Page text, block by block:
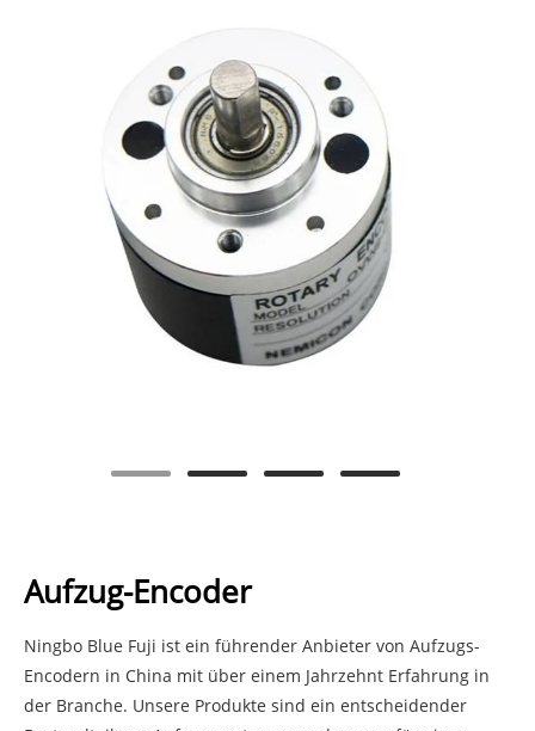
Aufzug-Encoder
Ningbo Blue Fuji ist ein führender Anbieter von Aufzugs-
Encodern in China mit über einem Jahrzehnt Erfahrung in
der Branche. Unsere Produkte sind ein entscheidender